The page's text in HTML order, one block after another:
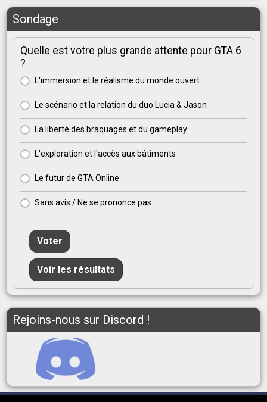
Sondage
Quelle est votre plus grande attente pour GTA 6
?
L'immersion et le réalisme du monde ouvert
Le scénario et la relation du duo Lucia & Jason
La liberté des braquages et du gameplay
L'exploration et l'accès aux bâtiments
Le futur de GTA Online
Sans avis / Ne se prononce pas
Voter
Voir les résultats
Rejoins-nous sur Discord !